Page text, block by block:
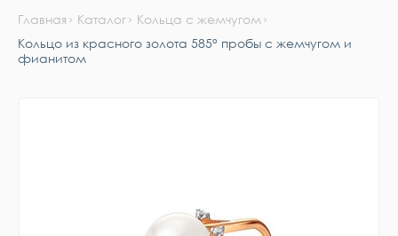
Главная Каталог
Кольца с жемчугом
Кольцо из красного золота 585° пробы с жемчугом и
фианитом